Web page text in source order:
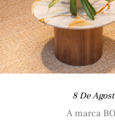
8 De
A marca